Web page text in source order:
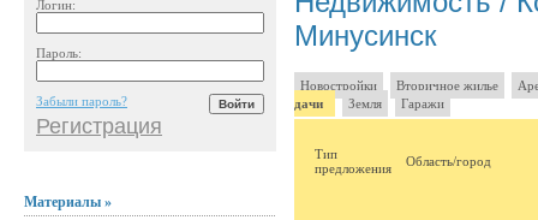
Логин:
Пароль:
Забыли пароль?
Регистрация
Материалы »
Минусинск
Новостройки Вторичное жилье
дачи
Земля Гаражи
Тип
предложения
Область/город